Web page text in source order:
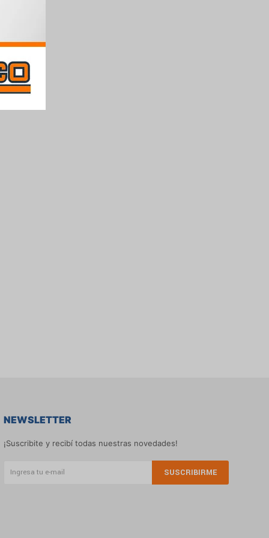
NEWSLETTER
¡Suscribite y recibí todas nuestras novedades!
SUSCRIBIRME